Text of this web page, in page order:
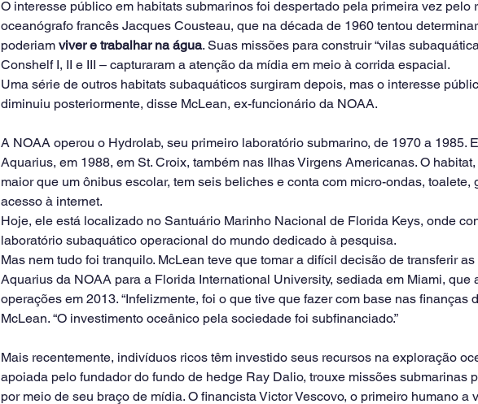
O interesse público em habitats submarinos foi despertado pela primeira vez pelo
oceanógrafo francês Jacques Cousteau, que na década de 1960 tentou
poderiam viver e trabalhar na água. Suas missões para construir “vilas
Conshelf I, II e III – capturaram a atenção da mídia em meio à corrida espacial.
Uma série de outros habitats subaquáticos surgiram depois, mas o interesse
diminuiu posteriormente, disse McLean, ex-funcionário da NOAA.
A NOAA operou o Hydrolab, seu primeiro laboratório submarino, de 1970 a 1985.
Aquarius, em 1988, em St. Croix, também nas Ilhas Virgens Americanas. O
maior que um ônibus escolar, tem seis beliches e conta com micro-ondas, toalete,
acesso à internet.
Hoje, ele está localizado no Santuário Marinho Nacional de Florida Keys, onde
laboratório subaquático operacional do mundo dedicado à pesquisa.
Mas nem tudo foi tranquilo. McLean teve que tomar a difícil decisão de transferir
Aquarius da NOAA para a Florida International University, sediada em Miami, que
operações em 2013. “Infelizmente, foi o que tive que fazer com base nas finanças
McLean. “O investimento oceânico pela sociedade foi subfinanciado.”
Mais recentemente, indivíduos ricos têm investido seus recursos na exploração
apoiada pelo fundador do fundo de hedge Ray Dalio, trouxe missões submarinas
por meio de seu braço de mídia. O financista Victor Vescovo, o primeiro humano a